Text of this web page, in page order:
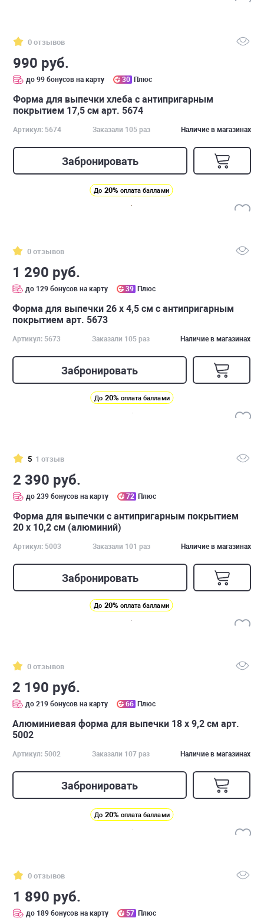
0 отзывов
990 руб.
до 99 бонусов на карту 30 Плюс
Форма для выпечки хлеба с антипригарным
покрытием 17,5 см арт. 5674
Артикул: 5674 Заказали 105 раз Наличие в магазинах
Забронировать
До 20% оплата баллами
0 отзывов
1 290 руб.
до 129 бонусов на карту 39 Плюс
Форма для выпечки 26 х 4,5 см с антипригарным
покрытием арт. 5673
Артикул: 5673 Заказали 105 раз Наличие в магазинах
Забронировать
До 20% оплата баллами
5 1 отзыв
2 390 руб.
до 239 бонусов на карту 72 Плюс
Форма для выпечки с антипригарным покрытием
20 х 10,2 см (алюминий)
Артикул: 5003 Заказали 101 раз Наличие в магазинах
Забронировать
До 20% оплата баллами
0 отзывов
2 190 руб.
до 219 бонусов на карту 66 Плюс
Алюминиевая форма для выпечки 18 х 9,2 см арт.
5002
Артикул: 5002 Заказали 107 раз Наличие в магазинах
Забронировать
До 20% оплата баллами
0 отзывов
1 890 руб.
до 189 бонусов на карту 57 Плюс